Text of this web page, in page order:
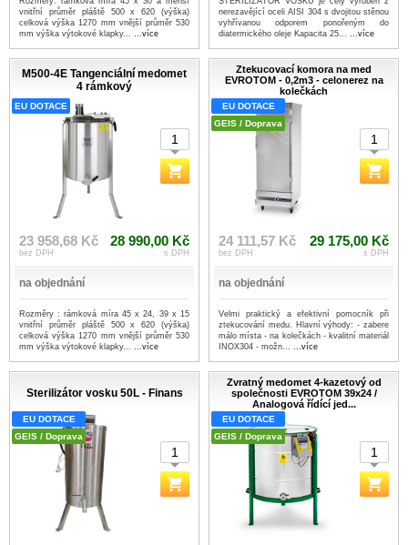
vnitřní průměr pláště 500 x 620 (výška)
celková výška 1270 mm vnější průměr 530
mm výška výtokové klapky... ...více
nerezavějící oceli AISI 304 s dvojitou stěnou
vyhřívanou odporem ponořeným do
diatermického oleje Kapacita 25... ...více
M500-4E Tangenciální medomet
4 rámkový
EU DOTACE
23 958,68 Kč
bez DPH
28 990,00 Kč
s DPH
na objednání
Rozměry : rámková míra 45 x 24, 39 x 15
vnitřní průměr pláště 500 x 620 (výška)
celková výška 1270 mm vnější průměr 530
mm výška výtokové klapky... ...více
Ztekucovací komora na med
EVROTOM - 0,2m3 - celonerez na
kolečkách
EU DOTACE
GEIS / Doprava
24 111,57 Kč
bez DPH
29 175,00 Kč
s DPH
na objednání
Velmi praktický a efektivní pomocník při
ztekucování medu. Hlavní výhody: - zabere
málo místa - na kolečkách - kvalitní materiál
INOX304 - možn... ...více
Sterilizátor vosku 50L - Finans
EU DOTACE
GEIS / Doprava
Zvratný medomet 4-kazetový od
společnosti EVROTOM 39x24 /
Analogová řídící jed...
EU DOTACE
GEIS / Doprava